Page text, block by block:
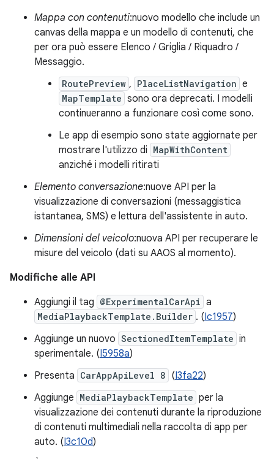
Mappa con contenuti:nuovo modello che include un
canvas della mappa e un modello di contenuti, che
per ora può essere Elenco / Griglia / Riquadro /
Messaggio.
RoutePreview , PlaceListNavigation e
MapTemplate sono ora deprecati. I modelli
continueranno a funzionare così come sono.
Le app di esempio sono state aggiornate per
mostrare l'utilizzo di MapWithContent
anziché i modelli ritirati
Elemento conversazione:nuove API per la
visualizzazione di conversazioni (messaggistica
istantanea, SMS) e lettura dell'assistente in auto.
Dimensioni del veicolo:nuova API per recuperare le
misure del veicolo (dati su AAOS al momento).
Modifiche alle API
Aggiungi il tag @ExperimentalCarApi a
MediaPlaybackTemplate.Builder . (Ic1957)
Aggiunge un nuovo SectionedItemTemplate in
sperimentale. (I5958a)
Presenta CarAppApiLevel 8 (I3fa22)
Aggiunge MediaPlaybackTemplate per la
visualizzazione dei contenuti durante la riproduzione
di contenuti multimediali nella raccolta di app per
auto. (I3c10d)